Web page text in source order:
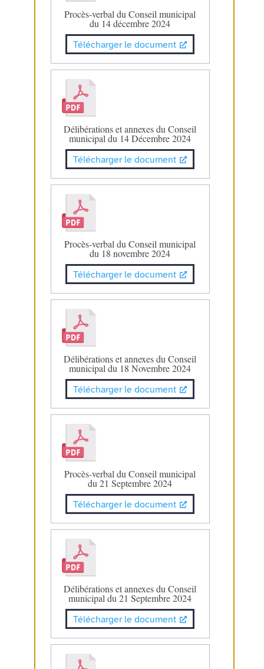
Procès-verbal du Conseil municipal
du 14 décembre 2024
Télécharger le document
Délibérations et annexes du Conseil
municipal du 14 Décembre 2024
Télécharger le document
Procès-verbal du Conseil municipal
du 18 novembre 2024
Télécharger le document
Délibérations et annexes du Conseil
municipal du 18 Novembre 2024
Télécharger le document
Procès-verbal du Conseil municipal
du 21 Septembre 2024
Télécharger le document
Délibérations et annexes du Conseil
municipal du 21 Septembre 2024
Télécharger le document